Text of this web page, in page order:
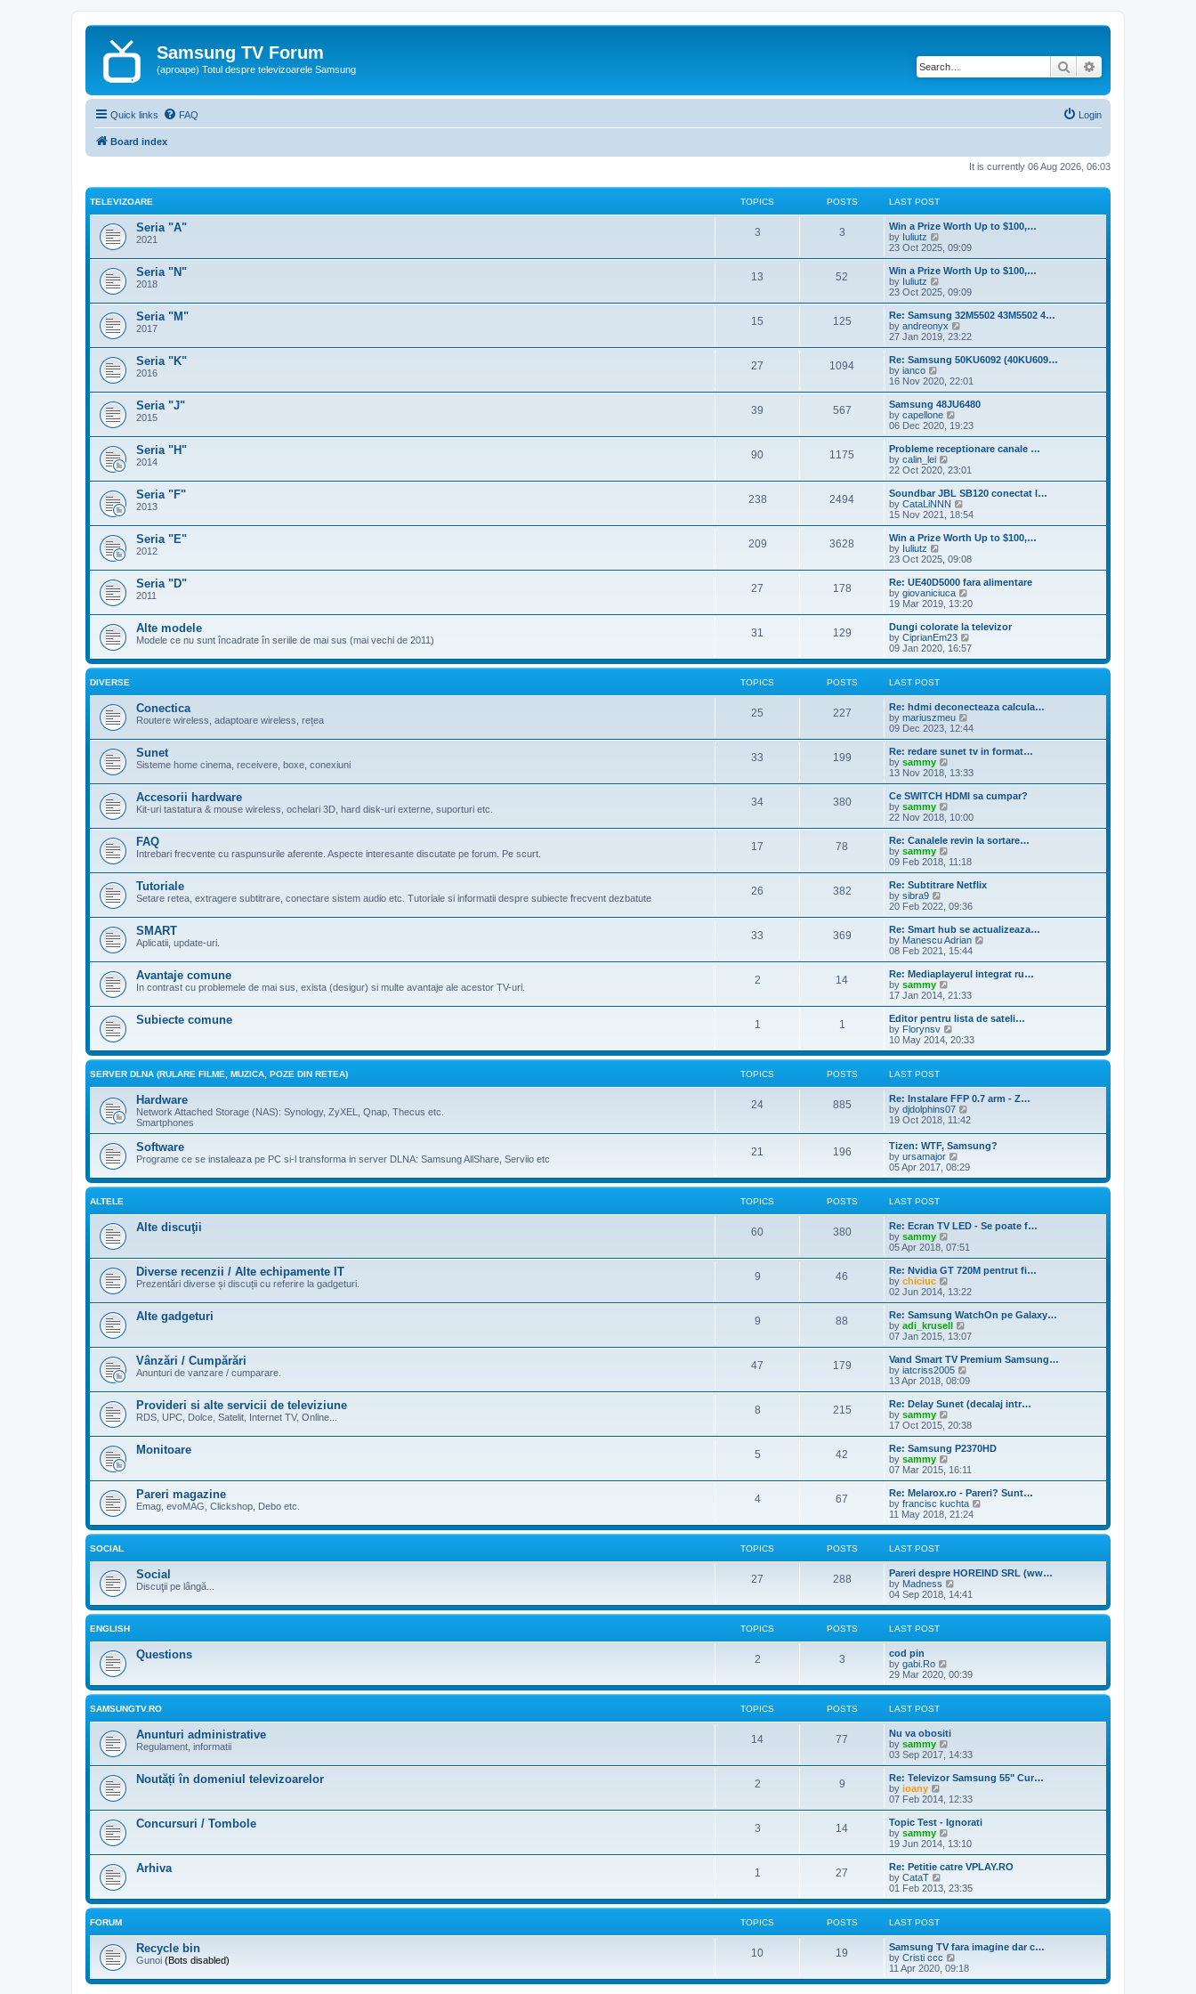
Samsung TV Forum
(aproape) Totul despre televizoarele Samsung Search
Quick links FAQ Login
Board index
It is currently 06 Aug 2026, 06:03
TELEVIZOARE TOPICS POSTS LAST POST
Seria "A"
2021
3 3
Win a Prize Worth Up to $100,…
by Iuliutz
i
e
w
h
e
a
t
e
t
o
s
t
23 Oct 2025, 09:09
Seria "N"
2018
13 52
Win a Prize Worth Up to $100,…
by Iuliutz
i
e
w
t
h
e
a
t
e
t
p
o
s
t
23 Oct 2025, 09:09
Seria "M"
2017
15 125
Re: Samsung 32M5502 43M5502 4…
by andreonyx
i
e
w
h
l
a
t
e
t
o
s
t
27 Jan 2019, 23:22
Seria "K"
2016
27 1094
Re: Samsung 50KU6092 (40KU609…
by ianco
i
e
w
t
h
a
t
e
t
p
o
s
t
16 Nov 2020, 22:01
Seria "J"
2015
39 567
Samsung 48JU6480
by capellone
i
e
w
t
h
a
t
e
t
o
s
t
06 Dec 2020, 19:23
Seria "H"
2014
90 1175
Probleme receptionare canale …
by calin_lei
i
e
w
t
h
l
a
t
e
t
p
o
s
t
22 Oct 2020, 23:01
Seria "F"
2013
238 2494
Soundbar JBL SB120 conectat l…
by CataLiNNN
i
e
w
h
l
a
t
e
t
p
o
s
15 Nov 2021, 18:54
Seria "E"
2012
209 3628
Win a Prize Worth Up to $100,…
by Iuliutz
i
e
w
t
h
e
a
t
e
s
o
s
t
23 Oct 2025, 09:08
Seria "D"
2011
27 178
Re: UE40D5000 fara alimentare
by giovaniciuca
i
e
w
t
h
l
e
s
p
o
s
19 Mar 2019, 13:20
Alte modele
Modele ce nu sunt încadrate în seriile de mai sus (mai vechi de 2011)
31 129
Dungi colorate la televizor
by CiprianEm23
i
e
w
l
t
e
s
p
o
s
09 Jan 2020, 16:57
DIVERSE TOPICS POSTS LAST POST
Conectica
Routere wireless, adaptoare wireless, rețea
25 227
Re: hdmi deconecteaza calcula…
by mariuszmeu
i
e
w
h
l
a
t
e
t
o
s
t
09 Dec 2023, 12:44
Sunet
Sisteme home cinema, receivere, boxe, conexiuni
33 199
Re: redare sunet tv in format…
by sammy
i
e
w
h
a
t
e
t
o
s
t
13 Nov 2018, 13:33
Accesorii hardware
Kit-uri tastatura & mouse wireless, ochelari 3D, hard disk-uri externe, suporturi etc.
34 380
Ce SWITCH HDMI sa cumpar?
by sammy
i
e
w
h
a
t
e
t
p
o
s
t
22 Nov 2018, 10:00
FAQ
Intrebari frecvente cu raspunsurile aferente. Aspecte interesante discutate pe forum. Pe scurt.
17 78
Re: Canalele revin la sortare…
by sammy
i
e
w
h
l
a
t
e
t
o
s
t
09 Feb 2018, 11:18
Tutoriale
Setare retea, extragere subtitrare, conectare sistem audio etc. Tutoriale si informatii despre subiecte frecvent dezbatute
26 382
Re: Subtitrare Netflix
by sibra9
i
e
w
t
e
l
a
t
e
t
p
o
s
20 Feb 2022, 09:36
SMART
Aplicatii, update-uri.
33 369
Re: Smart hub se actualizeaza…
by Manescu Adrian
e
w
a
s
o
s
08 Feb 2021, 15:44
Avantaje comune
In contrast cu problemele de mai sus, exista (desigur) si multe avantaje ale acestor TV-uri.
2 14
Re: Mediaplayerul integrat ru…
by sammy
i
e
w
t
h
l
e
s
t
p
o
s
t
17 Jan 2014, 21:33
Subiecte comune 1 1
Editor pentru lista de sateli…
by Florynsv
i
e
w
l
a
t
e
s
t
p
o
s
10 May 2014, 20:33
SERVER DLNA (RULARE FILME, MUZICA, POZE DIN RETEA) TOPICS POSTS LAST POST
Hardware
Network Attached Storage (NAS): Synology, ZyXEL, Qnap, Thecus etc.
Smartphones
24 885
Re: Instalare FFP 0.7 arm - Z…
by djdolphins07
i
t
h
e
l
e
s
o
s
19 Oct 2018, 11:42
Software
Programe ce se instaleaza pe PC si-l transforma in server DLNA: Samsung AllShare, Serviio etc
21 196
Tizen: WTF, Samsung?
by ursamajor
i
e
w
l
t
e
s
p
o
s
t
05 Apr 2017, 08:29
ALTELE TOPICS POSTS LAST POST
Alte discuţii 60 380
Re: Ecran TV LED - Se poate f…
by sammy
i
e
w
h
a
t
e
t
p
o
s
t
05 Apr 2018, 07:51
Diverse recenzii / Alte echipamente IT
Prezentări diverse și discuții cu referire la gadgeturi.
9 46
Re: Nvidia GT 720M pentrut fi…
by chiciuc
i
e
w
t
h
l
a
t
e
t
o
s
t
02 Jun 2014, 13:22
Alte gadgeturi 9 88
Re: Samsung WatchOn pe Galaxy…
by adi_krusell
i
e
w
t
h
l
a
t
e
t
o
s
t
07 Jan 2015, 13:07
Vânzări / Cumpărări
Anunturi de vanzare / cumparare.
47 179
Vand Smart TV Premium Samsung…
by iatcriss2005
i
e
w
t
h
l
a
t
e
t
p
o
s
13 Apr 2018, 08:09
Provideri si alte servicii de televiziune
RDS, UPC, Dolce, Satelit, Internet TV, Online...
8 215
Re: Delay Sunet (decalaj intr…
by sammy
i
e
w
t
h
a
t
e
s
o
s
t
17 Oct 2015, 20:38
Monitoare 5 42
Re: Samsung P2370HD
by sammy
i
e
w
t
h
l
e
s
t
p
o
s
07 Mar 2015, 16:11
Pareri magazine
Emag, evoMAG, Clickshop, Debo etc.
4 67
Re: Melarox.ro - Pareri? Sunt…
by francisc kuchta
e
w
l
e
p
11 May 2018, 21:24
SOCIAL TOPICS POSTS LAST POST
Social
Discuţii pe lângă...
27 288
Pareri despre HOREIND SRL (ww…
by Madness
i
e
w
t
e
p
t
04 Sep 2018, 14:41
ENGLISH TOPICS POSTS LAST POST
Questions 2 3
cod pin
by gabi.Ro
i
e
w
l
t
e
s
p
o
s
29 Mar 2020, 00:39
SAMSUNGTV.RO TOPICS POSTS LAST POST
Anunturi administrative
Regulament, informatii
14 77
Nu va obositi
by sammy
i
e
w
h
a
t
e
t
o
s
03 Sep 2017, 14:33
Noutăți în domeniul televizoarelor 2 9
Re: Televizor Samsung 55" Cur…
by ioany
i
e
w
t
h
e
a
t
e
s
o
s
t
07 Feb 2014, 12:33
Concursuri / Tombole 3 14
Topic Test - Ignorati
by sammy
i
e
w
h
l
e
s
t
p
o
19 Jun 2014, 13:10
Arhiva 1 27
Re: Petitie catre VPLAY.RO
by CataT
i
e
w
l
a
e
01 Feb 2013, 23:35
FORUM TOPICS POSTS LAST POST
Recycle bin
Gunoi (Bots disabled)
10 19
Samsung TV fara imagine dar c…
by Cristi ccc
i
e
11 Apr 2020, 09:18